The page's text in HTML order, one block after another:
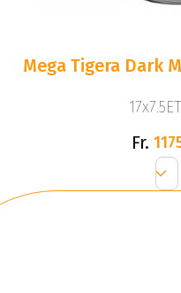
Mega Tigera Dark
Fr.